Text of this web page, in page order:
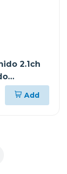
2.1ch
Add